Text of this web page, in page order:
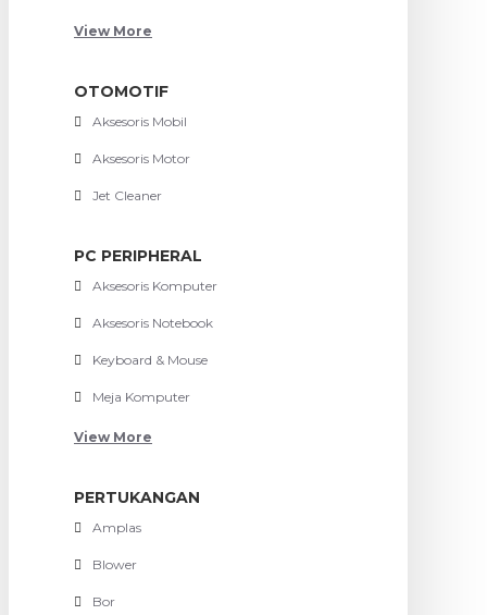
View More
OTOMOTIF
Aksesoris Mobil
Aksesoris Motor
Jet Cleaner
PC PERIPHERAL
Aksesoris Komputer
Aksesoris Notebook
Keyboard & Mouse
Meja Komputer
View More
PERTUKANGAN
Amplas
Blower
Bor